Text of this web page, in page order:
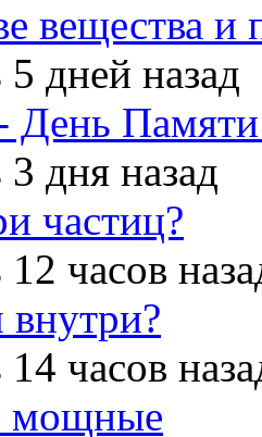
вещества и
5 дней назад
День
дня назад
частиц?
часов
часов
мощные